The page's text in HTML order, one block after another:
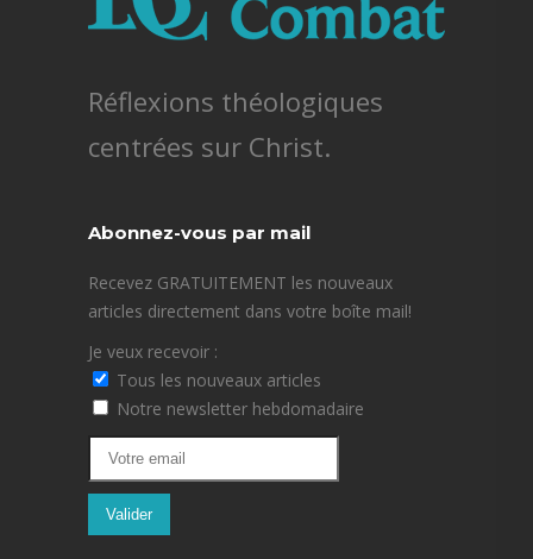
Réflexions théologiques
centrées sur Christ.
Abonnez-vous par mail
Recevez GRATUITEMENT les nouveaux
articles directement dans votre boîte mail!
Je veux recevoir :
Tous les nouveaux articles
Notre newsletter hebdomadaire